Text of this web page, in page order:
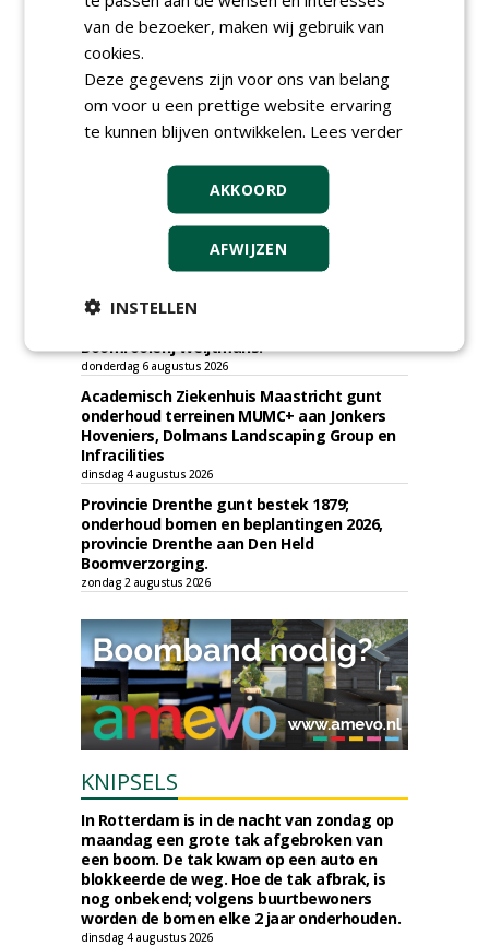
TENDERS
Gemeente Tilburg gunt raamovereenkomst
kap en herplant bomen aan J. van Esch.
Gemeente Tilburg gunt ecologische
verbindingszone Zwaluwenbunders en
boslandschap Rugdijk aan Van Helvoirt
Groenprojecten
onderhoud ''Stedelijk bos'' binnen de
Boomrooierij Weijtmans.
donderdag 6 augustus 2026
Academisch Ziekenhuis Maastricht gunt
onderhoud terreinen MUMC+ aan Jonkers
Hoveniers, Dolmans Landscaping Group en
Infracilities
dinsdag 4 augustus 2026
Provincie Drenthe gunt bestek 1879;
onderhoud bomen en beplantingen 2026,
provincie Drenthe aan Den Held
Boomverzorging.
zondag 2 augustus 2026
KNIPSELS
In Rotterdam is in de nacht van zondag op
maandag een grote tak afgebroken van
een boom. De tak kwam op een auto en
blokkeerde de weg. Hoe de tak afbrak, is
nog onbekend; volgens buurtbewoners
worden de bomen elke 2 jaar onderhouden.
dinsdag 4 augustus 2026
van de bezoeker, maken wij gebruik van
cookies.
Deze gegevens zijn voor ons van belang
om voor u een prettige website ervaring
te kunnen blijven ontwikkelen. Lees verder
AKKOORD
AFWIJZEN
INSTELLEN